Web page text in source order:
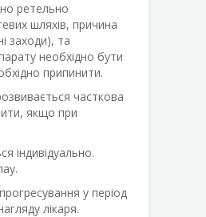
ретельно
шляхів, причина
заходи), та
необхідно бути
припинити.
часткова
якщо при
індивідуально.
у період
лікаря.